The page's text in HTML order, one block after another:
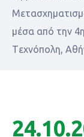
μέσα από την
Tεχνόπολη,